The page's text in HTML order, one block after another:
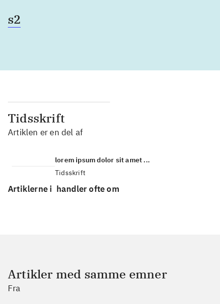
s2
Tidsskrift
Artiklen er en del af
lorem ipsum dolor sit amet ...
Tidsskrift
Artiklerne i handler ofte om
Artikler med samme emner
Fra